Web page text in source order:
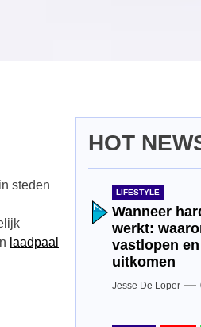
steden
laadpaal
HOT
LIFESTYLE
Wanneer
werkt:
vastlopen
uitkomen
Jesse De Loper